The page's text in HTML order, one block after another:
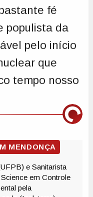
fé
populista da
pelo início
que
tempo nosso